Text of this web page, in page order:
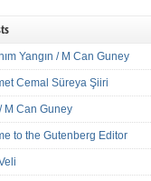
Yangın / M Can Guney
Cemal Süreya Şiiri
M Can Guney
to the Gutenberg Editor